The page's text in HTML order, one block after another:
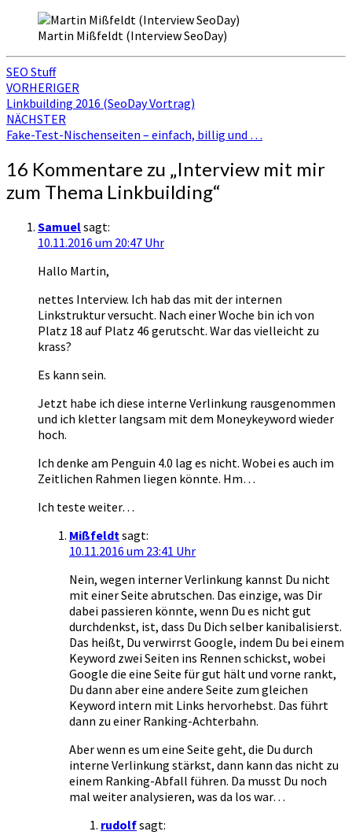
Martin Mißfeldt (Interview SeoDay)
SEO Stuff
Beitragsnavigation
VORHERIGER
Linkbuilding 2016 (SeoDay Vortrag)
NÄCHSTER
Fake-Test-Nischenseiten – einfach, billig und …
16 Kommentare zu „Interview mit mir
zum Thema Linkbuilding“
Samuelsagt:
10.11.2016 um 20:47 Uhr
Hallo Martin,
nettes Interview. Ich hab das mit der internen
Linkstruktur versucht. Nach einer Woche bin ich von
Platz 18 auf Platz 46 gerutscht. War das vielleicht zu
krass?
Es kann sein.
Jetzt habe ich diese interne Verlinkung rausgenommen
und ich kletter langsam mit dem Moneykeyword wieder
hoch.
Ich denke am Penguin 4.0 lag es nicht. Wobei es auch im
Zeitlichen Rahmen liegen könnte. Hm…
Ich teste weiter…
Mißfeldtsagt:
10.11.2016 um 23:41 Uhr
Nein, wegen interner Verlinkung kannst Du nicht
mit einer Seite abrutschen. Das einzige, was Dir
dabei passieren könnte, wenn Du es nicht gut
durchdenkst, ist, dass Du Dich selber kanibalisierst.
Das heißt, Du verwirrst Google, indem Du bei einem
Keyword zwei Seiten ins Rennen schickst, wobei
Google die eine Seite für gut hält und vorne rankt,
Du dann aber eine andere Seite zum gleichen
Keyword intern mit Links hervorhebst. Das führt
dann zu einer Ranking-Achterbahn.
Aber wenn es um eine Seite geht, die Du durch
interne Verlinkung stärkst, dann kann das nicht zu
einem Ranking-Abfall führen. Da musst Du noch
mal weiter analysieren, was da los war…
rudolfsagt: